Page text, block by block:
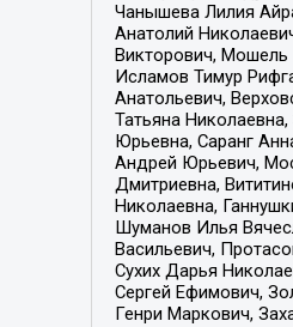
Чанышева Лилия
Анатолий
Викторович, Мошель
Исламов Тимур
Анатольевич,
Татьяна
Юрьевна, Саранг
Андрей Юрьевич,
Дмитриевна,
Николаевна,
Шуманов Илья
Васильевич,
Сухих Дарья
Сергей Ефимович,
Генри Маркович,